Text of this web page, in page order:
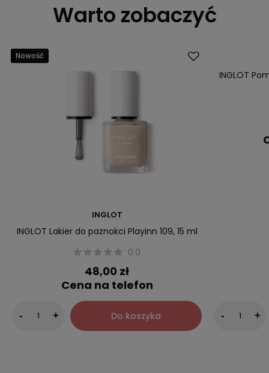
Warto zobaczyć
Nowość
INGLOT
INGLOT Lakier do paznokci Playinn 109, 15 ml
0.0
48,00 zł
Cena na telefon
- + Do koszyka
INGLOT
- +